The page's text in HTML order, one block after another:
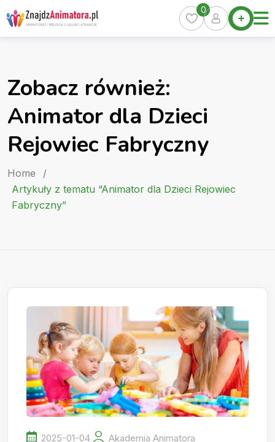
Skip
to
content
Home
Oferty
Kurs
Artykuły
0
Zobacz również:
Animator dla Dzieci
Rejowiec Fabryczny
Home
/
Artykuły z tematu “Animator dla Dzieci Rejowiec
Fabryczny”
2025-01-04
Akademia Animatora